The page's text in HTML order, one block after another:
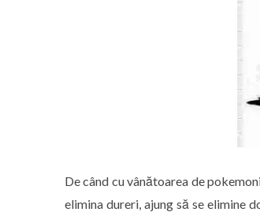
De când cu vânătoarea de
elimina dureri, ajung să se elimine